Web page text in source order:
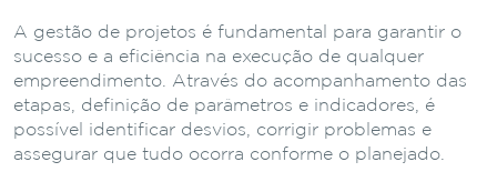
A gestão de projetos é fundamental para garantir o
sucesso e a eficiência na execução de qualquer
empreendimento. Através do acompanhamento das
etapas, definição de parâmetros e indicadores, é
possível identificar desvios, corrigir problemas e
assegurar que tudo ocorra conforme o planejado.